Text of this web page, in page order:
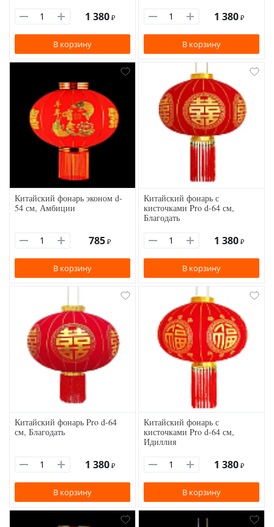
1 380 ₽
В корзину
1 380 ₽
В корзину
Китайский фонарь эконом d-
54 см, Амбиции
785 ₽
В корзину
Китайский фонарь с
кисточками Pro d-64 см,
Благодать
1 380 ₽
В корзину
Китайский фонарь Pro d-64
см, Благодать
1 380 ₽
В корзину
Китайский фонарь с
кисточками Pro d-64 см,
Идиллия
1 380 ₽
В корзину